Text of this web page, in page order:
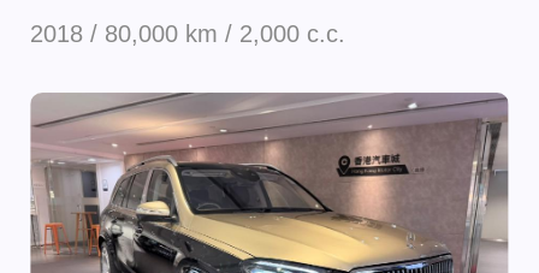
2018 / 80,000 km / 2,000 c.c.